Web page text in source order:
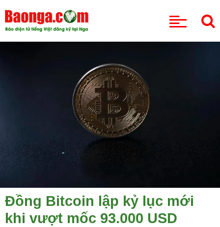
Đồng Bitcoin lập kỷ lục mới
khi vượt mốc 93.000 USD